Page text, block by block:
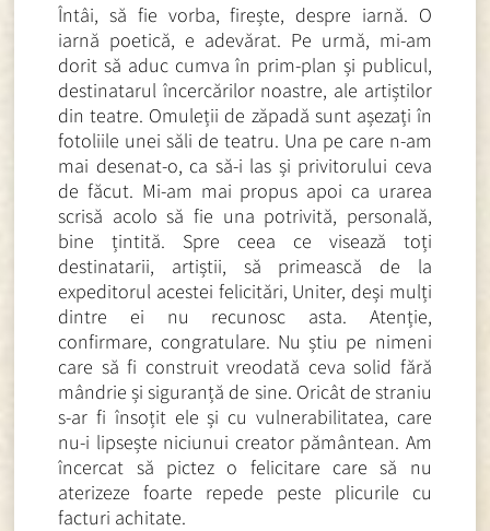
Întâi, să fie vorba, firește, despre iarnă. O
iarnă poetică, e adevărat. Pe urmă, mi-am
dorit să aduc cumva în prim-plan și publicul,
destinatarul încercărilor noastre, ale artiștilor
din teatre. Omuleții de zăpadă sunt așezați în
fotoliile unei săli de teatru. Una pe care n-am
mai desenat-o, ca să-i las și privitorului ceva
de făcut. Mi-am mai propus apoi ca urarea
scrisă acolo să fie una potrivită, personală,
bine țintită. Spre ceea ce visează toți
destinatarii, artiștii, să primească de la
expeditorul acestei felicitări, Uniter, deși mulți
dintre ei nu recunosc asta. Atenție,
confirmare, congratulare. Nu știu pe nimeni
care să fi construit vreodată ceva solid fără
mândrie și siguranță de sine. Oricât de straniu
s-ar fi însoțit ele și cu vulnerabilitatea, care
nu-i lipsește niciunui creator pământean. Am
încercat să pictez o felicitare care să nu
aterizeze foarte repede peste plicurile cu
facturi achitate.